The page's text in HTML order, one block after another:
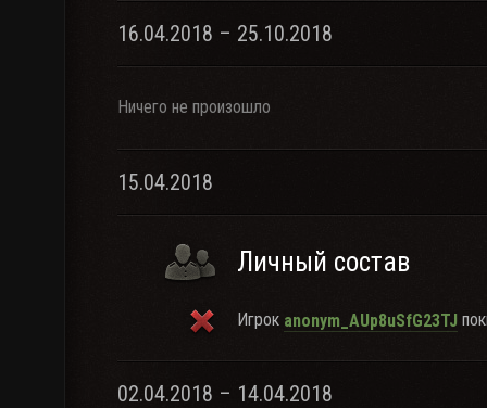
16.04.2018 – 25.10.2018
Ничего не произошло
15.04.2018
Личный состав
Игрок anonym_AUp8uSfG23TJ
02.04.2018 – 14.04.2018